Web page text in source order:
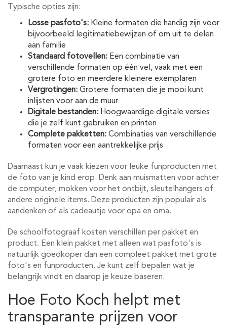
Typische opties zijn:
Losse pasfoto's: Kleine formaten die handig zijn voor
bijvoorbeeld legitimatiebewijzen of om uit te delen
aan familie
Standaard fotovellen: Een combinatie van
verschillende formaten op één vel, vaak met een
grotere foto en meerdere kleinere exemplaren
Vergrotingen: Grotere formaten die je mooi kunt
inlijsten voor aan de muur
Digitale bestanden: Hoogwaardige digitale versies
die je zelf kunt gebruiken en printen
Complete pakketten: Combinaties van verschillende
formaten voor een aantrekkelijke prijs
Daarnaast kun je vaak kiezen voor leuke funproducten met
de foto van je kind erop. Denk aan muismatten voor achter
de computer, mokken voor het ontbijt, sleutelhangers of
andere originele items. Deze producten zijn populair als
aandenken of als cadeautje voor opa en oma.
De schoolfotograaf kosten verschillen per pakket en
product. Een klein pakket met alleen wat pasfoto's is
natuurlijk goedkoper dan een compleet pakket met grote
foto's en funproducten. Je kunt zelf bepalen wat je
belangrijk vindt en daarop je keuze baseren.
Hoe Foto Koch helpt met
transparante prijzen voor